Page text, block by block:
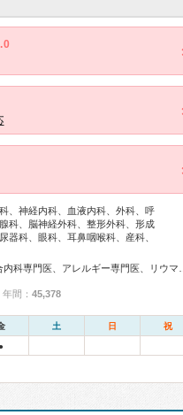
、神経内科、血液内科、外科、呼
科、脳神経外科、整形外科、形成
器科、眼科、耳鼻咽喉科、産科、
専門医、透析専門医、脳血管内治療専門医、神経内科専門医、脳神経外科専門医、てんかん専門医、整形外科専門医、手外科専門医、リハビリテーション科専門医、脊椎内視鏡下手術技術認定医、脊椎脊髄外科専門医、形成外科専門医、熱傷専門医、皮膚科専門医、眼科専門医、気管食道科専門医、耳鼻咽喉科専門医、めまい相談医、産婦人科専門医、婦人科腫瘍専門医、生殖医療専門医、乳腺専門医、産科婦人科腹腔鏡技術認定医、女性ヘルスケア専門医、周産期(新生児)専門医、小児科専門医、小児血液・がん専門医、老年病専門医、認知症専門医、老年精神専門医、一般病院連携精神医学専門医、精神科専門医、麻酔科専門医、ペインクリニック専門医、細胞診専門医、超音波専門医、病理専門医、口腔外科専門医、核医学専門医、放射線科専門医、臨床遺伝専門医、救急科専門医、がん薬物療法専門医、がん治療認定医
： 45,378
土 日 祝
●